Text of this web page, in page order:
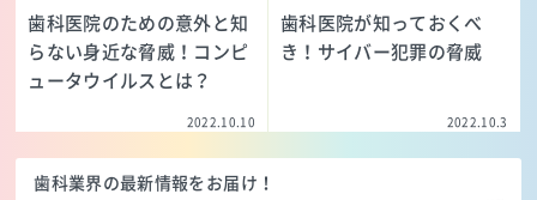
歯科医院のための意外と知
らない身近な脅威！コンピ
ュータウイルスとは？
2022.10.10
歯科医院が知っておくべ
き！サイバー犯罪の脅威
2022.10.3
歯科業界の最新情報をお届け！